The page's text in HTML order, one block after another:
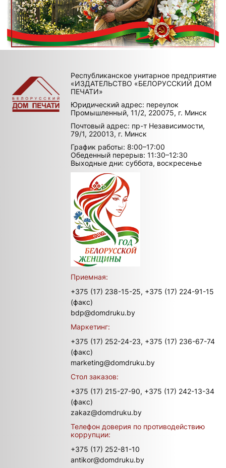
Республиканское унитарное предприятие
«ИЗДАТЕЛЬСТВО «БЕЛОРУССКИЙ ДОМ
ПЕЧАТИ»
Юридический адрес: переулок
Промышленный, 11/2, 220075, г. Минск
Почтовый адрес: пр-т Независимости,
79/1, 220013, г. Минск
График работы: 8:00–17:00
Обеденный перерыв: 11:30–12:30
Выходные дни: суббота, воскресенье
Приемная:
+375 (17) 238-15-25, +375 (17) 224-91-15
(факс)
bdp@domdruku.by
Маркетинг:
+375 (17) 252-24-23, +375 (17) 236-67-74
(факс)
marketing@domdruku.by
Стол заказов:
+375 (17) 215-27-90, +375 (17) 242-13-34
(факс)
zakaz@domdruku.by
Телефон доверия по противодействию
коррупции:
+375 (17) 252-81-10
antikor@domdruku.by